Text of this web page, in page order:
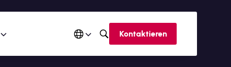
Kontaktieren